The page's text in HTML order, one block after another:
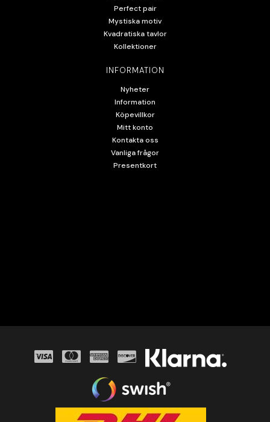
Perfect pair
Mystiska motiv
Kvadratiska tavlor
Kollektioner
INFORMATION
Nyheter
Information
Köpevillkor
Mitt konto
Kontakta oss
Vanliga frågor
Presentkort